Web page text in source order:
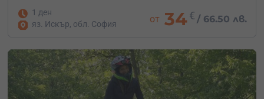
1 ден
яз. Искър, обл. София
от 34€ / 66.50 лв.